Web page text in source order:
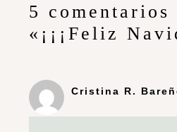
5 comentarios
«¡¡¡Feliz
Cristina R.